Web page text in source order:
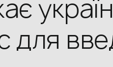
для